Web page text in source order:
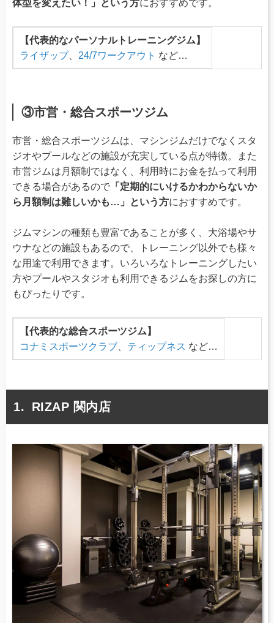
体型を変えたい！」という方におすすめです。
【代表的なパーソナルトレーニングジム】
ライザップ、 24/7ワークアウト など…
③市営・総合スポーツジム
市営・総合スポーツジムは、マシンジムだけでなくスタ
ジオやプールなどの施設が充実している点が特徴。また
市営ジムは月額制ではなく、利用時にお金を払って利用
できる場合があるので 「定期的にいけるかわからないか
ら月額制は難しいかも…」という方におすすめです。
ジムマシンの種類も豊富であることが多く、大浴場やサ
ウナなどの施設もあるので、トレーニング以外でも様々
な用途で利用できます。いろいろなトレーニングしたい
方やプールやスタジオも利用できるジムをお探しの方に
もぴったりです。
【代表的な総合スポーツジム】
コナミスポーツクラブ
ティップネス など…
RIZAP 関内店